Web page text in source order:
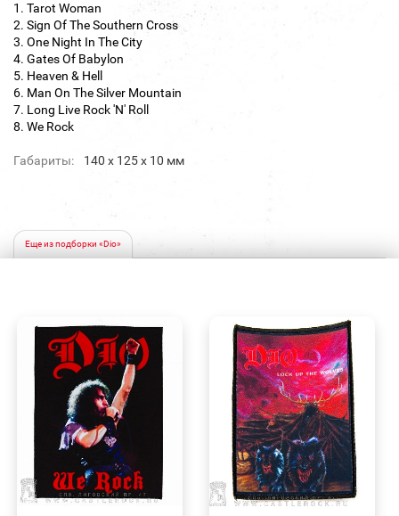
1. Tarot Woman
2. Sign Of The Southern Cross
3. One Night In The City
4. Gates Of Babylon
5. Heaven & Hell
6. Man On The Silver Mountain
7. Long Live Rock 'N' Roll
8. We Rock
Габариты: 140 х 125 х 10 мм
Еще из подборки «Dio»